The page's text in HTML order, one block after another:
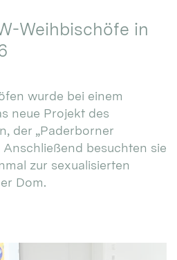
Weihbischöfe in
wurde bei einem
neue Projekt des
der „Paderborner
Anschließend besuchten sie
zur sexualisierten
Dom.